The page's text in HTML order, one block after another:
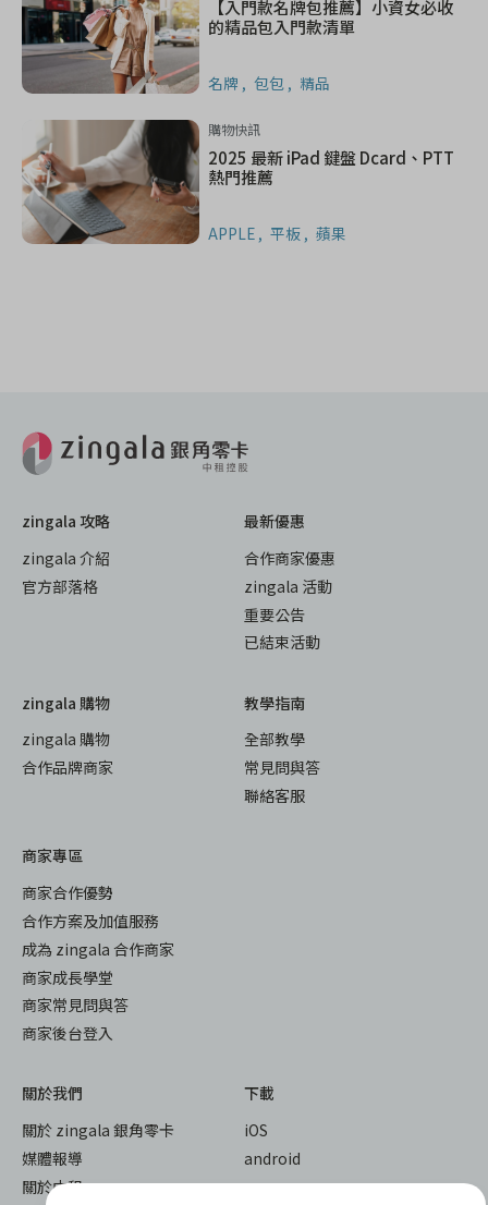
【入門款名牌包推薦】小資女必收
的精品包入門款清單
名牌 包包 精品
購物快訊
2025 最新 iPad 鍵盤 Dcard、PTT
熱門推薦
APPLE 平板 蘋果
zingala 攻略
zingala 介紹
官方部落格
最新優惠
合作商家優惠
zingala 活動
重要公告
已結束活動
zingala 購物
zingala 購物
合作品牌商家
教學指南
全部教學
常見問與答
聯絡客服
商家專區
商家合作優勢
合作方案及加值服務
成為 zingala 合作商家
商家成長學堂
商家常見問與答
商家後台登入
關於我們
關於 zingala 銀角零卡
媒體報導
關於中租
下載
iOS
android